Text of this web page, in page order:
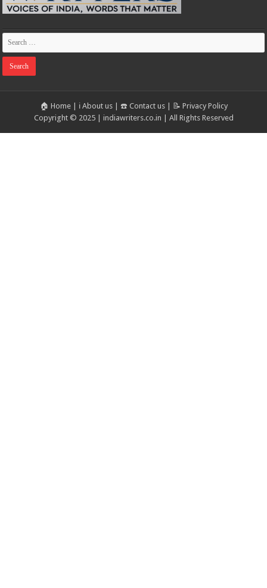
🏠 Home| ℹ️ About us| ☎️ Contact us| 📝 Privacy Policy
Copyright © 2025 | indiawriters.co.in | All Rights Reserved